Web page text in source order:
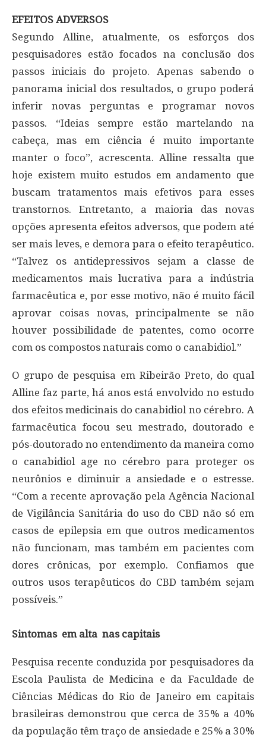
EFEITOS ADVERSOS
Segundo Alline, atualmente, os esforços dos
pesquisadores estão focados na conclusão dos
passos iniciais do projeto. Apenas sabendo o
panorama inicial dos resultados, o grupo poderá
inferir novas perguntas e programar novos
passos. “Ideias sempre estão martelando na
cabeça, mas em ciência é muito importante
manter o foco”, acrescenta. Alline ressalta que
hoje existem muito estudos em andamento que
buscam tratamentos mais efetivos para esses
transtornos. Entretanto, a maioria das novas
opções apresenta efeitos adversos, que podem até
ser mais leves, e demora para o efeito terapêutico.
“Talvez os antidepressivos sejam a classe de
medicamentos mais lucrativa para a indústria
farmacêutica e, por esse motivo, não é muito fácil
aprovar coisas novas, principalmente se não
houver possibilidade de patentes, como ocorre
com os compostos naturais como o canabidiol.”
O grupo de pesquisa em Ribeirão Preto, do qual
Alline faz parte, há anos está envolvido no estudo
dos efeitos medicinais do canabidiol no cérebro. A
farmacêutica focou seu mestrado, doutorado e
pós-doutorado no entendimento da maneira como
o canabidiol age no cérebro para proteger os
neurônios e diminuir a ansiedade e o estresse.
“Com a recente aprovação pela Agência Nacional
de Vigilância Sanitária do uso do CBD não só em
casos de epilepsia em que outros medicamentos
não funcionam, mas também em pacientes com
dores crônicas, por exemplo. Confiamos que
outros usos terapêuticos do CBD também sejam
possíveis.”
Sintomas em alta nas capitais
Pesquisa recente conduzida por pesquisadores da
Escola Paulista de Medicina e da Faculdade de
Ciências Médicas do Rio de Janeiro em capitais
brasileiras demonstrou que cerca de 35% a 40%
da população têm traço de ansiedade e 25% a 30%